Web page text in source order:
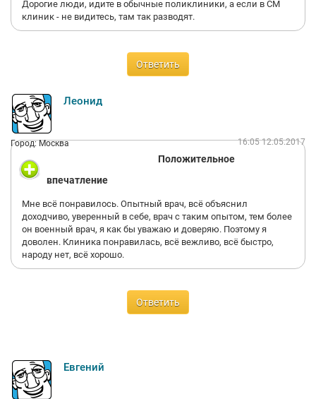
Дорогие люди, идите в обычные поликлиники, а если в СМ
клиник - не видитесь, там так разводят.
Ответить
Леонид
Город: Москва 16:05 12.05.2017
Положительное
впечатление
Мне всё понравилось. Опытный врач, всё объяснил
доходчиво, уверенный в себе, врач с таким опытом, тем более
он военный врач, я как бы уважаю и доверяю. Поэтому я
доволен. Клиника понравилась, всё вежливо, всё быстро,
народу нет, всё хорошо.
Ответить
Евгений